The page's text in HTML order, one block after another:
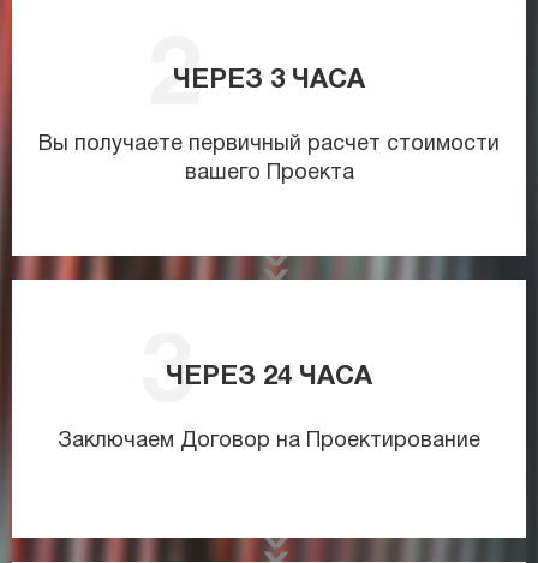
ЧЕРЕЗ 3 ЧАСА
Вы получаете первичный расчет стоимости
вашего Проекта
ЧЕРЕЗ 24 ЧАСА
Заключаем Договор на Проектирование